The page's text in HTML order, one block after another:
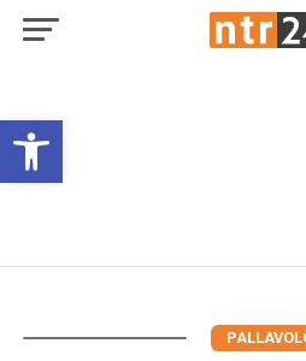
Open toolbar